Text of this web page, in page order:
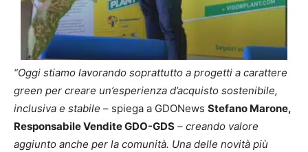
“Oggi stiamo lavorando soprattutto a progetti a carattere
green per creare un’esperienza d’acquisto sostenibile,
inclusiva e stabile – spiega a GDONews Stefano Marone,
Responsabile Vendite GDO-GDS – creando valore
aggiunto anche per la comunità. Una delle novità più